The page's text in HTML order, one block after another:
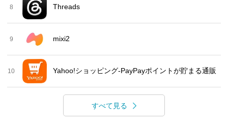
8 Threads
9 mixi2
10 Yahoo!ショッピング-PayPayポイントが貯まる通販
すべて見る